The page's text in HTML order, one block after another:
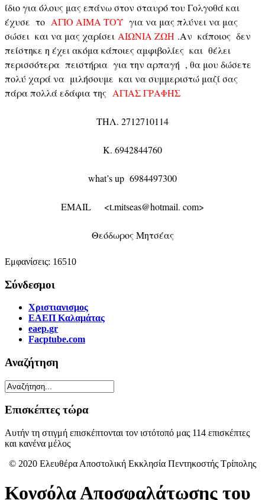
ίδιο για όλους μας επάνω στον σταυρό του Γολγοθά και
έχυσε το ΑΓΙΟ ΑΙΜΑ ΤΟΥ για να μας πλύνει να μας
σώσει και να μας χαρίσει ΑΙΩΝΙΑ ΖΩΗ .Αν κάποιος δεν
πείστηκε η έχει ακόμα κάποιες αμφιβολίες και θέλει
περισσότερα πειστήρια για την αρπαγή , θα μου δώσετε
πολύ χαρά να μιλήσουμε και να συμμεριστώ μαζί σας
πάρα πολλά εδάφια της ΑΓΙΑΣ ΓΡΑΦΗΣ
ΤΗΛ. 2712710114
Κ. 6942844760
what’s up 6984497300
EMAIL <t.mitseas@hotmail. com>
Θεόδωρος Μητσέας
Εμφανίσεις: 16510
Σύνδεσμοι
Χριστιανισμος
ΕΑΕΠ Καλαμάτας
eaep.gr
Facptube.com
Αναζήτηση
Επισκέπτες τώρα
Αυτήν τη στιγμή επισκέπτονται τον ιστότοπό μας 114 επισκέπτες
και κανένα μέλος
© 2020 Ελευθέρα Αποστολική Εκκλησία Πεντηκοστής Τρίπολης
Κονσόλα Αποσφαλάτωσης του